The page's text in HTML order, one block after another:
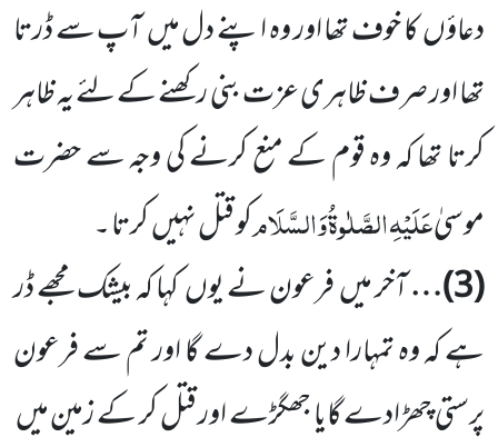
دعاؤںکا خوف تھا اور وہ اپنے دل میںآپ سے ڈرتا
تھا اور صرف ظاہری عزت بنی رکھنے کے لئے یہ ظاہر
کرتا تھا کہ وہ قوم کے منع کرنے کی وجہ سے حضرت
موسیٰعَلَیْہِالصَّلٰوۃُوَالسَّلَامکو قتل نہیںکرتا ۔
(
3
)…آخر میںفرعون نے یوںکہا کہ بیشک مجھے ڈر
ہے کہ وہ تمہارا دین بدل دے گا اور تم سے فرعون
پرستی چھڑادے گایا جھگڑے اور قتل کر کے زمین میں